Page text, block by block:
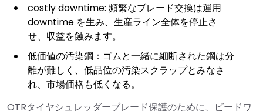
costly downtime: 頻繁なブレード交換は運用
downtime を生み、生産ライン全体を停止さ
せ、収益を蝕みます。
低価値の汚染鋼：ゴムと一緒に細断された鋼は分
離が難しく、低品位の汚染スクラップとみなさ
れ、市場価格も低くなる。
OTRタイヤシュレッダーブレード保護のために、ビードワ